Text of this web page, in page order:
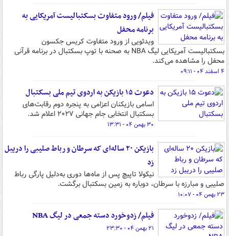
فیلم/ ورود متفاوت بسکتبالیست آمریکایی به
برنامه محفل
ویدئویی از ورود متفاوت کریس جکسون
بسکتبالیست آمریکایی لیگ NBA به صحنه با توپ بسکتبال در برنامه قرآنی
محفل را مشاهده می‌کند.
۴ اسفند ۰۴ - ۰۹:۱۱
دعوت ۱۵ بازیکن به اردوی تیم ملی بسکتبال
اسامی بازیکنان اعزامی به پنجره دوم رقابت‌های
بسکتبال انتخابی جام جهانی ۲۰۲۷ اعلام شد.
۳۰ بهمن ۰۴ - ۱۳:۳۱
بازیکن ۲۰ ساله‌ای که سرطان و رباط صلیبی را دریبل
زد
نیکولا تاپیچ پس از ماه‌ها دوری به‌دلیل پارگی رباط
صلیبی و مبارزه با سرطان، دوباره به زمین بسکتبال برگشت.
۲۳ بهمن ۰۴ - ۱۰:۰۷
فیلم/ زدوخورد دسته‌ جمعی در لیگ NBA
۲۱ بهمن ۰۴ - ۲۳:۳۰